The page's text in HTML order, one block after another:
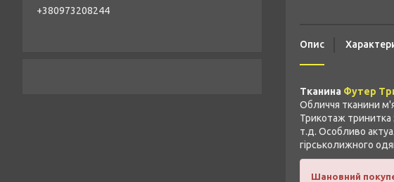
Опис
Тканина Футер
Обличчя тканини
Трикотаж тринитка
т.д. Особливо
гірськолижного
Шановний
+380973208244